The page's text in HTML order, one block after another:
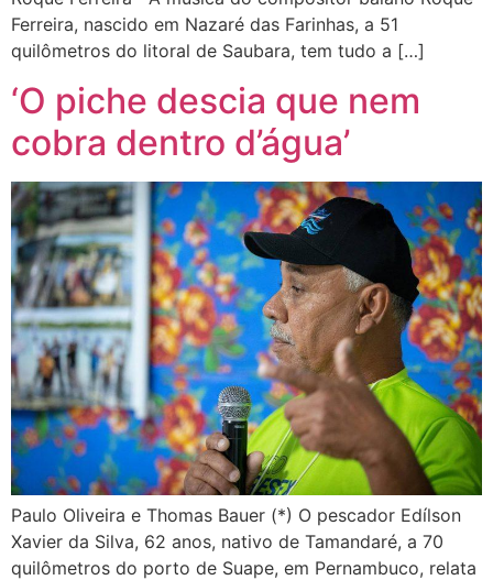
Ferreira, nascido em Nazaré das Farinhas, a 51
quilômetros do litoral de Saubara, tem tudo a […]
‘O piche descia que nem
cobra dentro d’água’
Paulo Oliveira e Thomas Bauer (*) O pescador Edílson
Xavier da Silva, 62 anos, nativo de Tamandaré, a 70
quilômetros do porto de Suape, em Pernambuco, relata